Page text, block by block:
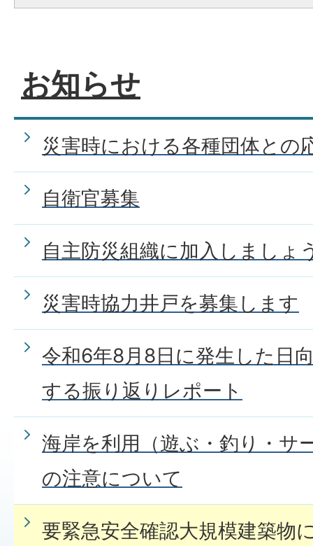
お知らせ
災害時における各種団体との
自衛官募集
自主防災組織に加入しましょ
災害時協力井戸を募集します
令和6年8月8日に発生した日
する振り返りレポート
海岸を利用（遊ぶ・釣り・サ
の注意について
要緊急安全確認大規模建築物